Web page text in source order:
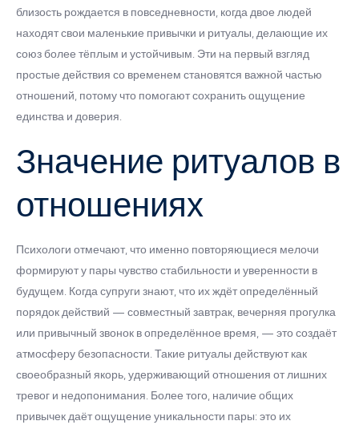
близость рождается в повседневности, когда двое людей
находят свои маленькие привычки и ритуалы, делающие их
союз более тёплым и устойчивым. Эти на первый взгляд
простые действия со временем становятся важной частью
отношений, потому что помогают сохранить ощущение
единства и доверия.
Значение ритуалов в
отношениях
Психологи отмечают, что именно повторяющиеся мелочи
формируют у пары чувство стабильности и уверенности в
будущем. Когда супруги знают, что их ждёт определённый
порядок действий — совместный завтрак, вечерняя прогулка
или привычный звонок в определённое время, — это создаёт
атмосферу безопасности. Такие ритуалы действуют как
своеобразный якорь, удерживающий отношения от лишних
тревог и недопонимания. Более того, наличие общих
привычек даёт ощущение уникальности пары: это их